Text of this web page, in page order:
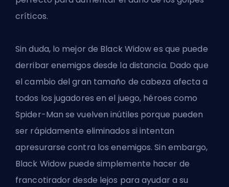
críticos.
Sin duda, lo mejor de Black Widowes que puede
derribar enemigos desde la distancia. Dado que
el cambio del gran tamaño de cabeza afecta a
todos los jugadores en el juego, héroes como
Spider-Man se vuelven inútiles porque pueden
ser rápidamente eliminados si intentan
apresurarse contra los enemigos. Sin embargo,
Black Widow puede simplemente hacer de
francotirador desde lejos para ayudar a su